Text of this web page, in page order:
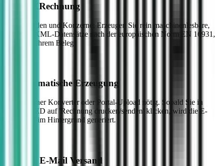
Native XRechnung
Für Behörden und Konzerne: Erzeugen Sie rein maschinenlesbare,
validierte XML-Datensätze nach der europäischen Norm EN 16931,
direkt aus Ihrem Beleg.
Vollautomatische Erzeugung
Kein externer Konverter oder Portal-Upload nötig. Sobald Sie in
Kontor MED auf 'Rechnung drucken/senden' klicken, wird die E-
Rechnung im Hintergrund generiert.
Direkter E-Mail Versand